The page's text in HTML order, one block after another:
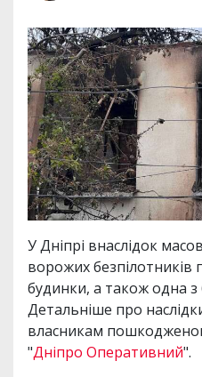
У Дніпрі внаслідок
ворожих
будинки, а також одна з
Детальніше про
власникам
"Дніпро Оперативний".